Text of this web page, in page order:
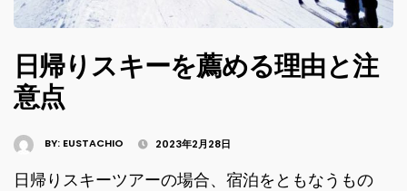
日帰りスキーを薦める理由と注
意点
BY: EUSTACHIO 2023年2月28日
日帰りスキーツアーの場合、宿泊をともなうもの